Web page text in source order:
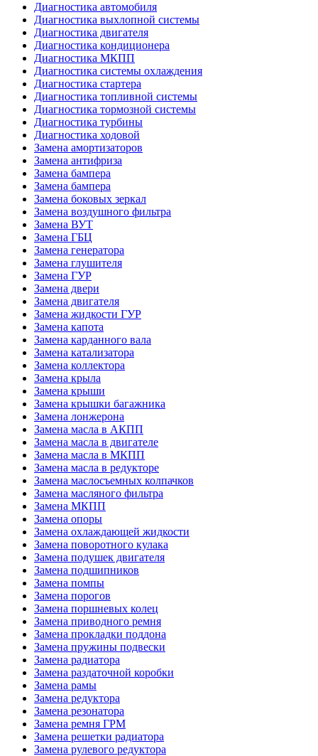
Диагностика автомобиля
Диагностика выхлопной системы
Диагностика двигателя
Диагностика кондиционера
Диагностика МКПП
Диагностика системы охлаждения
Диагностика стартера
Диагностика топливной системы
Диагностика тормозной системы
Диагностика турбины
Диагностика ходовой
Замена амортизаторов
Замена антифриза
Замена бампера
Замена бампера
Замена боковых зеркал
Замена воздушного фильтра
Замена ВУТ
Замена ГБЦ
Замена генератора
Замена глушителя
Замена ГУР
Замена двери
Замена двигателя
Замена жидкости ГУР
Замена капота
Замена карданного вала
Замена катализатора
Замена коллектора
Замена крыла
Замена крыши
Замена крышки багажника
Замена лонжерона
Замена масла в АКПП
Замена масла в двигателе
Замена масла в МКПП
Замена масла в редукторе
Замена маслосъемных колпачков
Замена масляного фильтра
Замена МКПП
Замена опоры
Замена охлаждающей жидкости
Замена поворотного кулака
Замена подушек двигателя
Замена подшипников
Замена помпы
Замена порогов
Замена поршневых колец
Замена приводного ремня
Замена прокладки поддона
Замена пружины подвески
Замена радиатора
Замена раздаточной коробки
Замена рамы
Замена редуктора
Замена резонатора
Замена ремня ГРМ
Замена решетки радиатора
Замена рулевого редуктора